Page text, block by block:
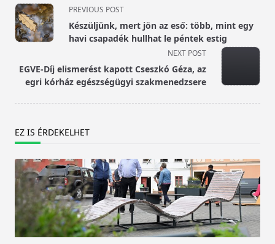
<span
class="nav-
subtitle
reader-
text">Page</span>
PREVIOUS POST
Készüljünk, mert jön az eső: több, mint egy
havi csapadék hullhat le péntek estig
NEXT POST
EGVE-Díj elismerést kapott Cseszkó Géza, az
egri kórház egészségügyi szakmenedzsere
EZ IS ÉRDEKELHET